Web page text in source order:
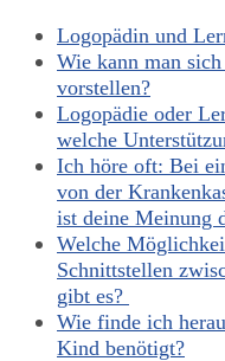
Logopädin und
Wie kann man
vorstellen?
Logopädie oder
welche
Ich höre oft: Bei
von der
ist deine Meinung
Welche
Schnittstellen
gibt es?
Wie finde ich
Kind benötigt?